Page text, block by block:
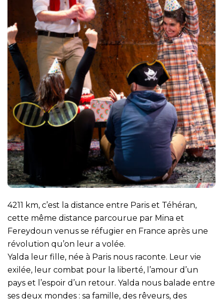
4211 km, c’est la distance entre Paris et Téhéran,
cette même distance parcourue par Mina et
Fereydoun venus se réfugier en France après une
révolution qu’on leur a volée.
Yalda leur fille, née à Paris nous raconte. Leur vie
exilée, leur combat pour la liberté, l’amour d’un
pays et l’espoir d’un retour. Yalda nous balade entre
ses deux mondes : sa famille, des rêveurs, des